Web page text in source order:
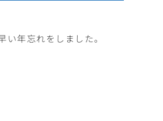
年忘れをしました。